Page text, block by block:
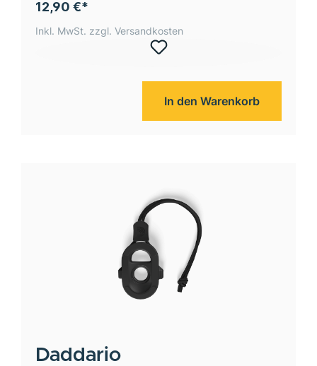
12,90 €*
Inkl. MwSt. zzgl. Versandkosten
In den Warenkorb
Daddario